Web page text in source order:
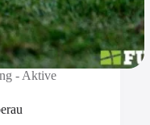
- Aktive